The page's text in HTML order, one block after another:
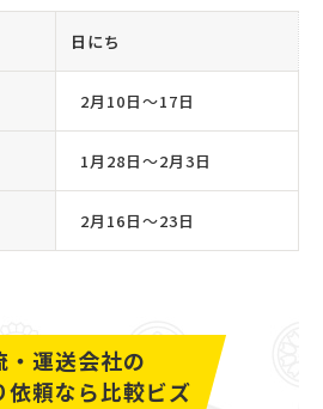
日にち
2月10日〜17日
1月28日〜2月3日
2月16日〜23日
・運送会社の
依頼なら比較ビズ